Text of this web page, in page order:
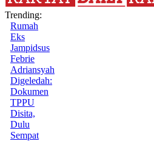
Trending:
Rumah
Eks
Jampidsus
Febrie
Adriansyah
Digeledah:
Dokumen
TPPU
Disita,
Dulu
Sempat